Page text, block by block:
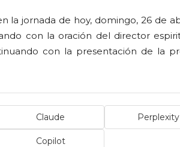
la jornada de hoy, domingo, 26 de
con la oración del director
con la presentación de la
Claude Perplexity
Copilot